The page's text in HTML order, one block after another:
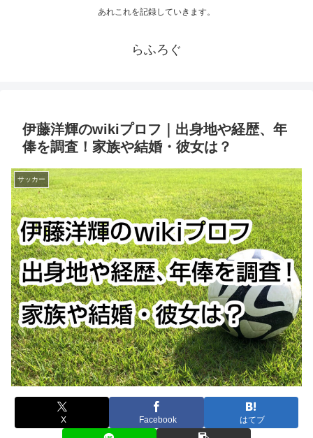
あれこれを記録していきます。
らふろぐ
伊藤洋輝のwikiプロフ｜出身地や経歴、年
俸を調査！家族や結婚・彼女は？
サッカー
X Facebook はてブ